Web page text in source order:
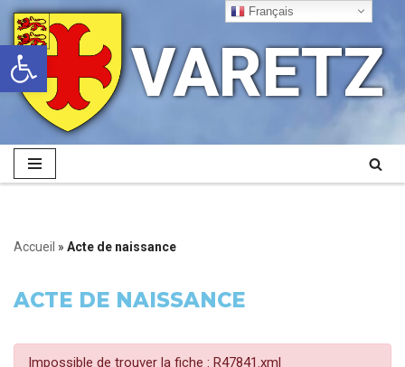
Ouvrir la barre d’outils
Aller
au
contenu
VARETZ
Accueil » Acte de naissance
ACTE DE NAISSANCE
Impossible de trouver la fiche : R47841.xml
Français